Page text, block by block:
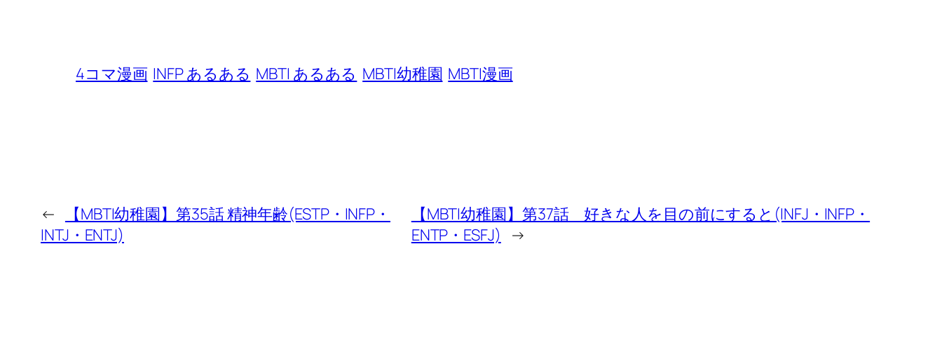
4コマ漫画 INFP あるある MBTI あるある MBTI幼稚園 MBTI漫画
←
【MBTI幼稚園】第35話 精神年齢(ESTP・INFP・
INTJ・ENTJ)
【MBTI幼稚園】第37話 好きな人を目の前にすると(INFJ・INFP・
ENTP・ESFJ)
→